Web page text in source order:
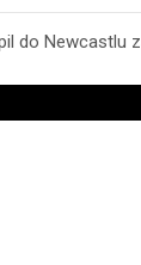
do Newcastlu